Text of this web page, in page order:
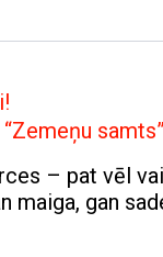
samts”
– pat vēl
maiga, gan